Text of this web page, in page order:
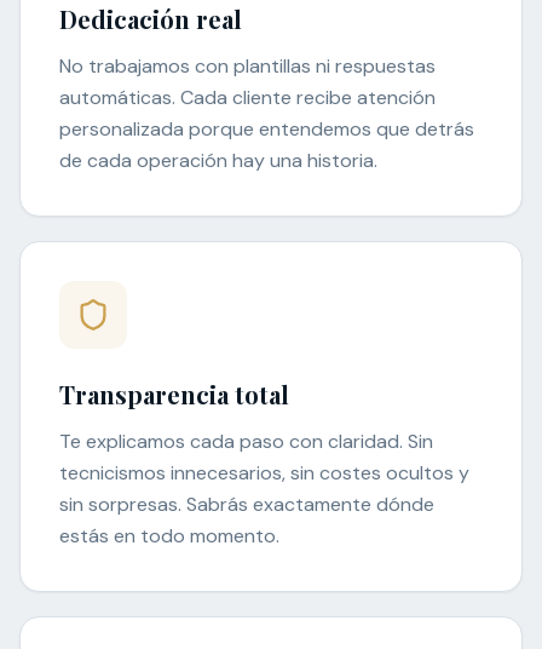
Dedicación real
No trabajamos con plantillas ni respuestas
automáticas. Cada cliente recibe atención
personalizada porque entendemos que detrás
de cada operación hay una historia.
Transparencia total
Te explicamos cada paso con claridad. Sin
tecnicismos innecesarios, sin costes ocultos y
sin sorpresas. Sabrás exactamente dónde
estás en todo momento.